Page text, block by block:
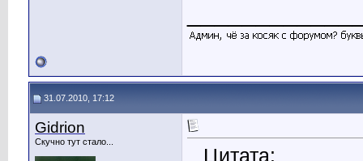
31.07.2010, 17:12
Gidrion
Скучно тут стало...
Цитата: